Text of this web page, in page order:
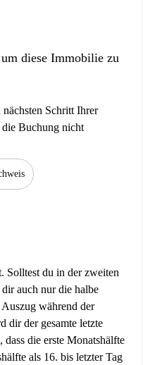
diese Immobilie zu
Schritt Ihrer
Buchung nicht
Solltest du in der zweiten
auch nur die halbe
während der
dir der gesamte letzte
die erste Monatshälfte
als 16. bis letzter Tag